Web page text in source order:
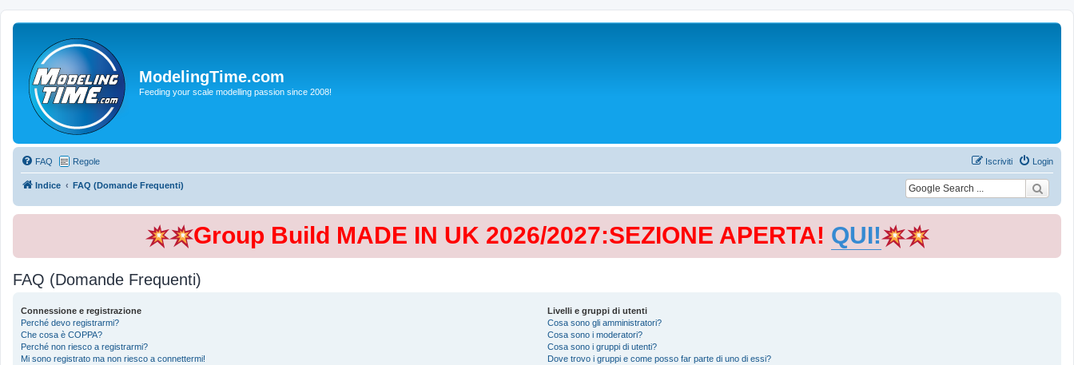
ModelingTime.com
Feeding your scale modelling passion since 2008!
FAQ Regole Login
Iscriviti
Indice FAQ (Domande Frequenti)
Group Build MADE IN UK 2026/2027:SEZIONE APERTA! QUI!
FAQ (Domande Frequenti)
Connessione e registrazione
Perché devo registrarmi?
Che cosa è COPPA?
Perché non riesco a registrarmi?
Mi sono registrato ma non riesco a connettermi!
Livelli e gruppi di utenti
Cosa sono gli amministratori?
Cosa sono i moderatori?
Cosa sono i gruppi di utenti?
Dove trovo i gruppi e come posso far parte di uno di essi?